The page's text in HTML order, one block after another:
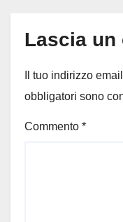
Lascia un
Il tuo indirizzo
obbligatori sono
Commento *